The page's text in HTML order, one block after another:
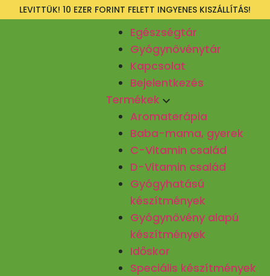
LEVITTÜK! 10 EZER FORINT FELETT INGYENES KISZÁLLÍTÁS!
Egészségtár
Gyógynövénytár
Kapcsolat
Bejelentkezés
Termékek
Aromaterápia
Baba-mama, gyerek
C-Vitamin család
D-Vitamin család
Gyógyhatású
készítmények
Gyógynövény alapú
készítmények
Időskor
Speciális készítmények